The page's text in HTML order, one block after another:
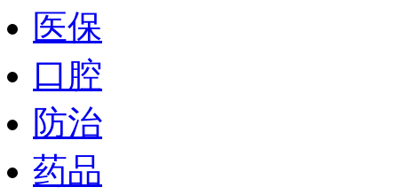
医保
口腔
防治
药品